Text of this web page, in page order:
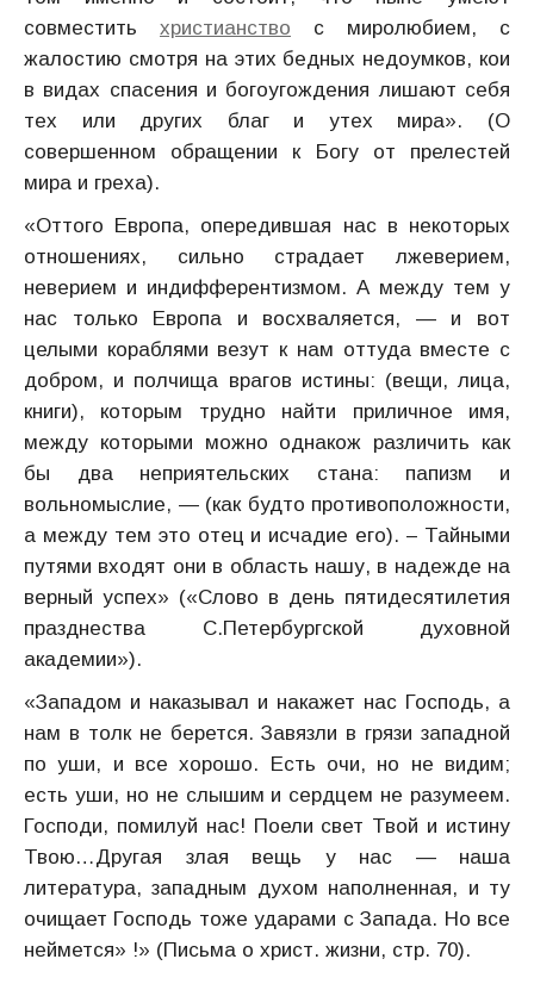
совместить христианство с миролюбием, с
жалостию смотря на этих бедных недоумков, кои
в видах спасения и богоугождения лишают себя
тех или других благ и утех мира». (О
совершенном обращении к Богу от прелестей
мира и греха).
«Оттого Европа, опередившая нас в некоторых
отношениях, сильно страдает лжеверием,
неверием и индифферентизмом. А между тем у
нас только Европа и восхваляется, — и вот
целыми кораблями везут к нам оттуда вместе с
добром, и полчища врагов истины: (вещи, лица,
книги), которым трудно найти приличное имя,
между которыми можно однакож различить как
бы два неприятельских стана: папизм и
вольномыслие, — (как будто противоположности,
а между тем это отец и исчадие его). – Тайными
путями входят они в область нашу, в надежде на
верный успех» («Слово в день пятидесятилетия
празднества С.Петербургской духовной
академии»).
«Западом и наказывал и накажет нас Господь, а
нам в толк не берется. Завязли в грязи западной
по уши, и все хорошо. Есть очи, но не видим;
есть уши, но не слышим и сердцем не разумеем.
Господи, помилуй нас! Поели свет Твой и истину
Твою…Другая злая вещь у нас — наша
литература, западным духом наполненная, и ту
очищает Господь тоже ударами с Запада. Но все
неймется» !» (Письма о христ. жизни, стр. 70).